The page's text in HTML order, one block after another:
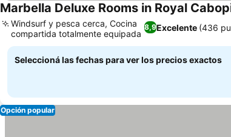
Marbella Deluxe Rooms in Royal
8,9Excelente (436
Windsurf y pesca cerca, Cocina
compartida totalmente equipada
Seleccioná las fechas para ver los precios exactos
Opción popular